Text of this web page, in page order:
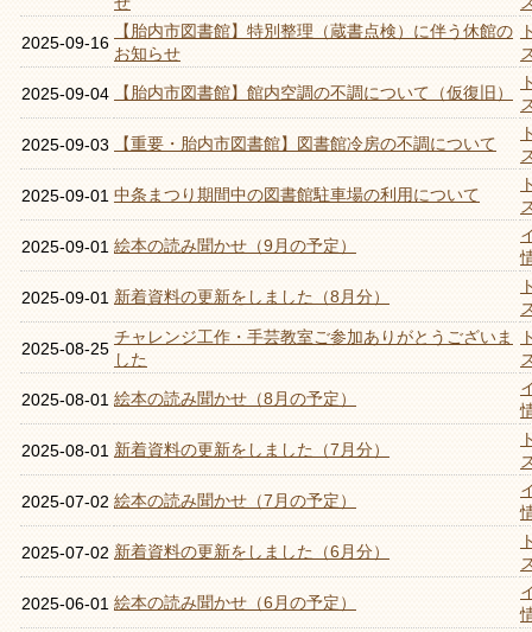
2025-09-16
【胎内市図書館】特別整理（蔵書点検）に伴う休館の
お知らせ
2025-09-04 【胎内市図書館】館内空調の不調について（仮復旧）
2025-09-03 【重要・胎内市図書館】図書館冷房の不調について
2025-09-01 中条まつり期間中の図書館駐車場の利用について
2025-09-01 絵本の読み聞かせ（9月の予定）
2025-09-01 新着資料の更新をしました（8月分）
2025-08-25
チャレンジ工作・手芸教室ご参加ありがとうございま
した
2025-08-01 絵本の読み聞かせ（8月の予定）
2025-08-01 新着資料の更新をしました（7月分）
2025-07-02 絵本の読み聞かせ（7月の予定）
2025-07-02 新着資料の更新をしました（6月分）
2025-06-01 絵本の読み聞かせ（6月の予定）